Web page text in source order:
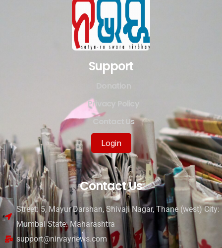
Support
Privacy Policy
Contact Us
Login
Contact Us
Street: 5, Mayur Darshan, Shivaji Nagar, Thane (west) City:
Mumbai State: Maharashtra
support@nirvaynews.com